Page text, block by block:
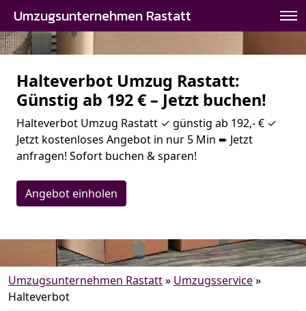
Umzugsunternehmen Rastatt
Halteverbot Umzug Rastatt:
Günstig ab 192 € – Jetzt buchen!
Halteverbot Umzug Rastatt ✓ günstig ab 192,- € ✓
Jetzt kostenloses Angebot in nur 5 Min ➨ Jetzt
anfragen! Sofort buchen & sparen!
Angebot einholen
Umzugsunternehmen Rastatt» Umzugsservice»
Halteverbot